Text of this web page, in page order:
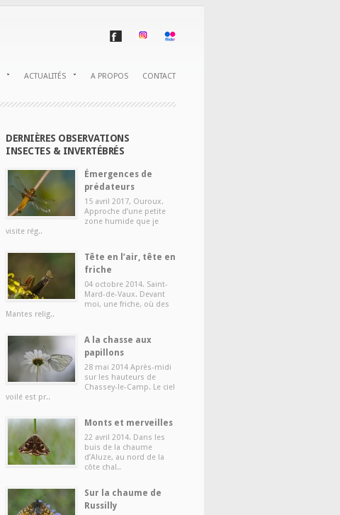
ACTUALITÉS A PROPOS CONTACT
DERNIÈRES OBSERVATIONS
INSECTES & INVERTÉBRÉS
Émergences de
prédateurs
15 avril 2017, Ouroux.
Approche d’une petite
zone humide que je
visite rég..
Tête en l’air, tête en
friche
04 octobre 2014. Saint-
Mard-de-Vaux. Devant
moi, une friche, où des
Mantes relig..
A la chasse aux
papillons
28 mai 2014 Après-midi
sur les hauteurs de
Chassey-le-Camp. Le ciel
voilé est pr..
Monts et merveilles
22 avril 2014. Dans les
buis de la chaume
d’Aluze, au nord de la
côte chal..
Sur la chaume de
Russilly